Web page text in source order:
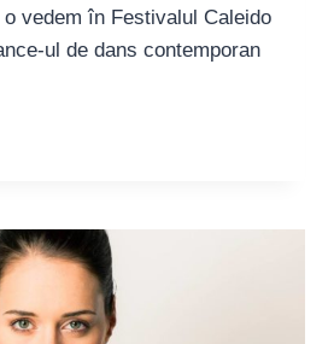
vedem în Festivalul Caleido
ul de dans contemporan